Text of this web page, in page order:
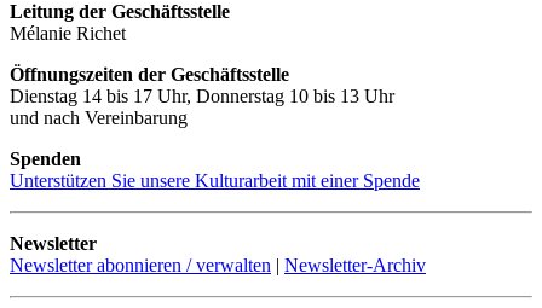
Leitung der Geschäftsstelle
Mélanie Richet
Öffnungszeiten der Geschäftsstelle
Dienstag 14 bis 17 Uhr, Donnerstag 10 bis 13 Uhr
und nach Vereinbarung
Spenden
Unterstützen Sie unsere Kulturarbeit mit einer Spende
Newsletter
Newsletter abonnieren / verwalten | Newsletter-Archiv